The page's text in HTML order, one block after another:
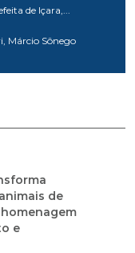
de Içara,...
Márcio Sônego
de
e